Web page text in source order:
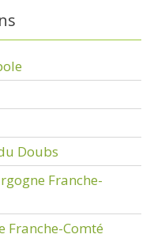
Doubs
Franche-
Franche-Comté